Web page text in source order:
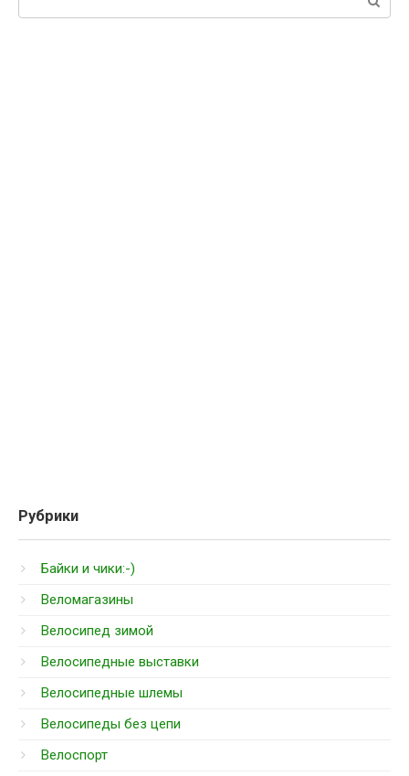
Рубрики
Байки и чики:-)
Веломагазины
Велосипед зимой
Велосипедные выставки
Велосипедные шлемы
Велосипеды без цепи
Велоспорт